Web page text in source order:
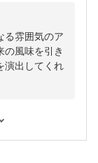
る雰囲気のア
の風味を引き
演出してくれ